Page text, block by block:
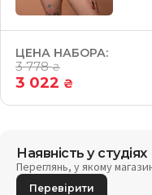
ЦЕНА НАБОРА:
3 778₴
3 022 ₴
Наявність у студіях
Переглянь, у якому
Перевірити